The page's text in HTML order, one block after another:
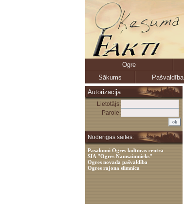
Ogre
Sākums
Pašvaldība
Autorizācija
Lietotājs:
Parole:
Noderīgas saites:
Pasākumi Ogres kultūras centrā
SIA "Ogres Namsaimnieks"
Ogres novada pašvaldība
Ogres rajona slimnīca